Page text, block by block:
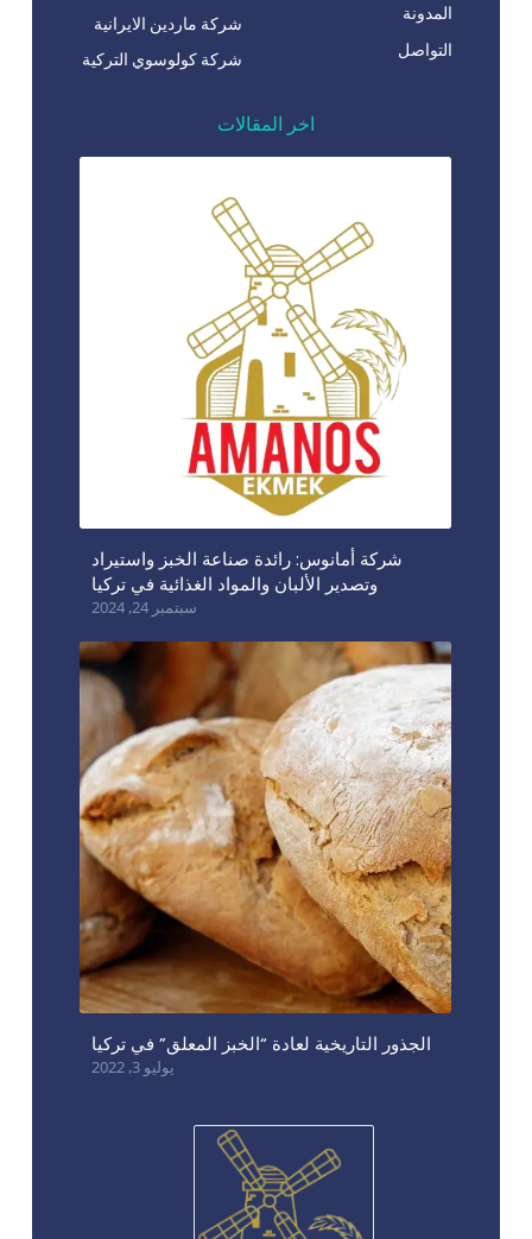
المدونة
التواصل
شركة ماردين الايرانية
شركة كولوسوي التركية
اخر المقالات
شركة أمانوس: رائدة صناعة الخبز واستيراد
وتصدير الألبان والمواد الغذائية في تركيا
سبتمبر 24, 2024
الجذور التاريخية لعادة “الخبز المعلق” في تركيا
يوليو 3, 2022